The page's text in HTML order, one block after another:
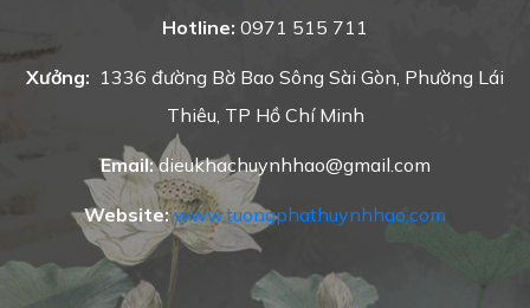
Hotline: 0971 515 711
Xưởng: 1336 đường Bờ Bao Sông Sài Gòn, Phường Lái
Thiêu, TP Hồ Chí Minh
Email:dieukhachuynhhao@gmail.com
Website: www.tuongphathuynhhao.com